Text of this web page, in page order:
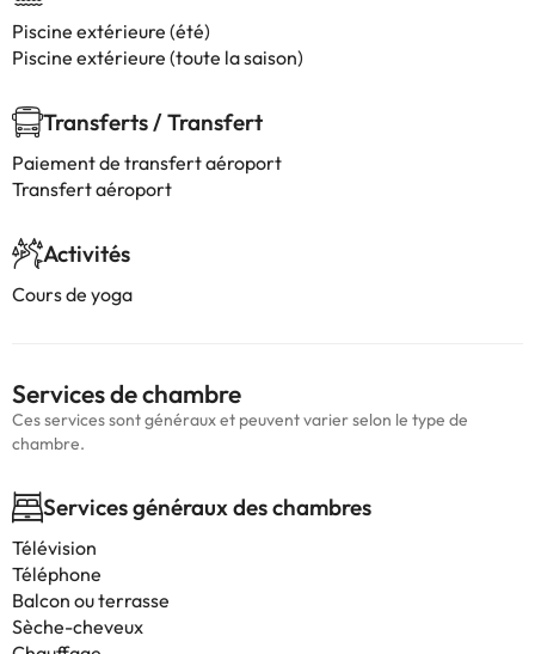
Piscine extérieure (été)
Piscine extérieure (toute la saison)
Transferts / Transfert
Paiement de transfert aéroport
Transfert aéroport
Activités
Cours de yoga
Services de chambre
Ces services sont généraux et peuvent varier selon le type de
chambre.
Services généraux des chambres
Télévision
Téléphone
Balcon ou terrasse
Sèche-cheveux